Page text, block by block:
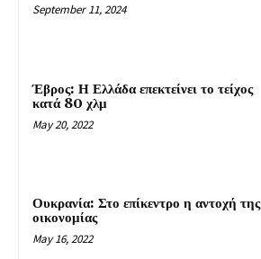
September 11, 2024
Έβρος: Η Ελλάδα επεκτείνει το τείχος
κατά 80 χλμ
May 20, 2022
Ουκρανία: Στο επίκεντρο η αντοχή της
οικονομίας
May 16, 2022